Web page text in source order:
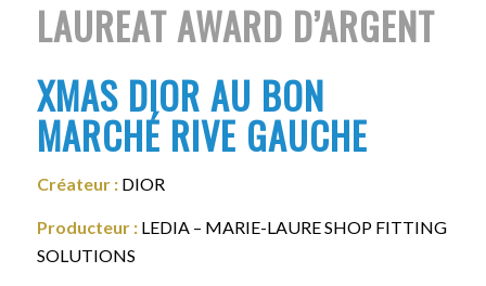
LAUREAT AWARD D’ARGENT
XMAS DIOR AU BON
MARCHÉ RIVE GAUCHE
Créateur :DIOR
Producteur :LEDIA – MARIE-LAURE SHOP FITTING
SOLUTIONS